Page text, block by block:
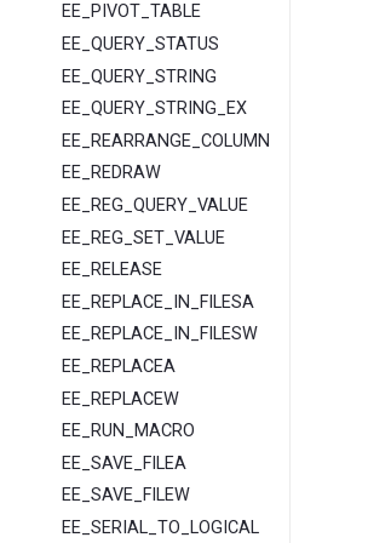
EE_PIVOT_TABLE
EE_QUERY_STATUS
EE_QUERY_STRING
EE_QUERY_STRING_EX
EE_REARRANGE_COLUMNS
EE_REDRAW
EE_REG_QUERY_VALUE
EE_REG_SET_VALUE
EE_RELEASE
EE_REPLACE_IN_FILESA
EE_REPLACE_IN_FILESW
EE_REPLACEA
EE_REPLACEW
EE_RUN_MACRO
EE_SAVE_FILEA
EE_SAVE_FILEW
EE_SERIAL_TO_LOGICAL